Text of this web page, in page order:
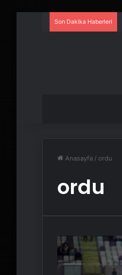
Son Dakika Haberleri
Anasayfa / ordu
ordu